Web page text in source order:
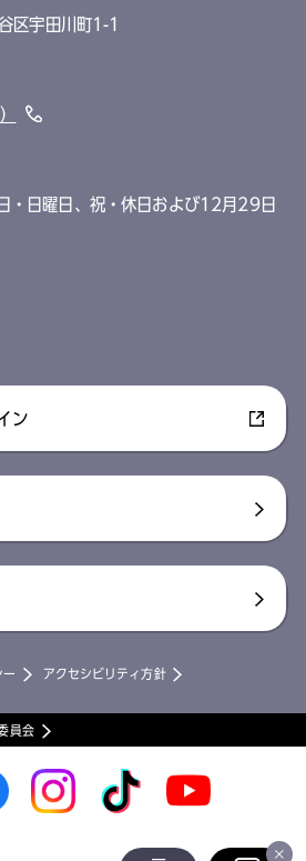
区宇田川町1-1
日曜日、祝・休日および12月29日
ン
ー アクセシビリティ方針
員会